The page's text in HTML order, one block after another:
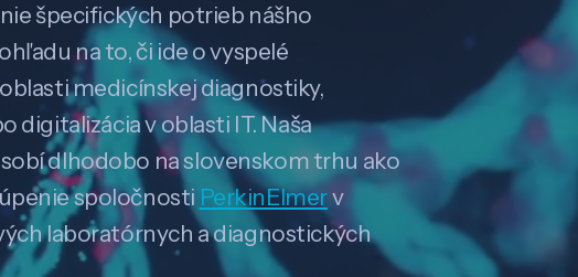
špecifických potrieb nášho
na to, či ide o vyspelé
medicínskej diagnostiky,
digitalizácia v oblasti IT. Naša
dlhodobo na slovenskom trhu ako
spoločnosti PerkinElmerv
laboratórnych a diagnostických